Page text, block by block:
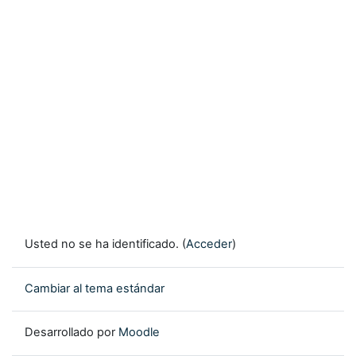
Usted no se ha identificado. (Acceder)
Cambiar al tema estándar
Desarrollado por Moodle